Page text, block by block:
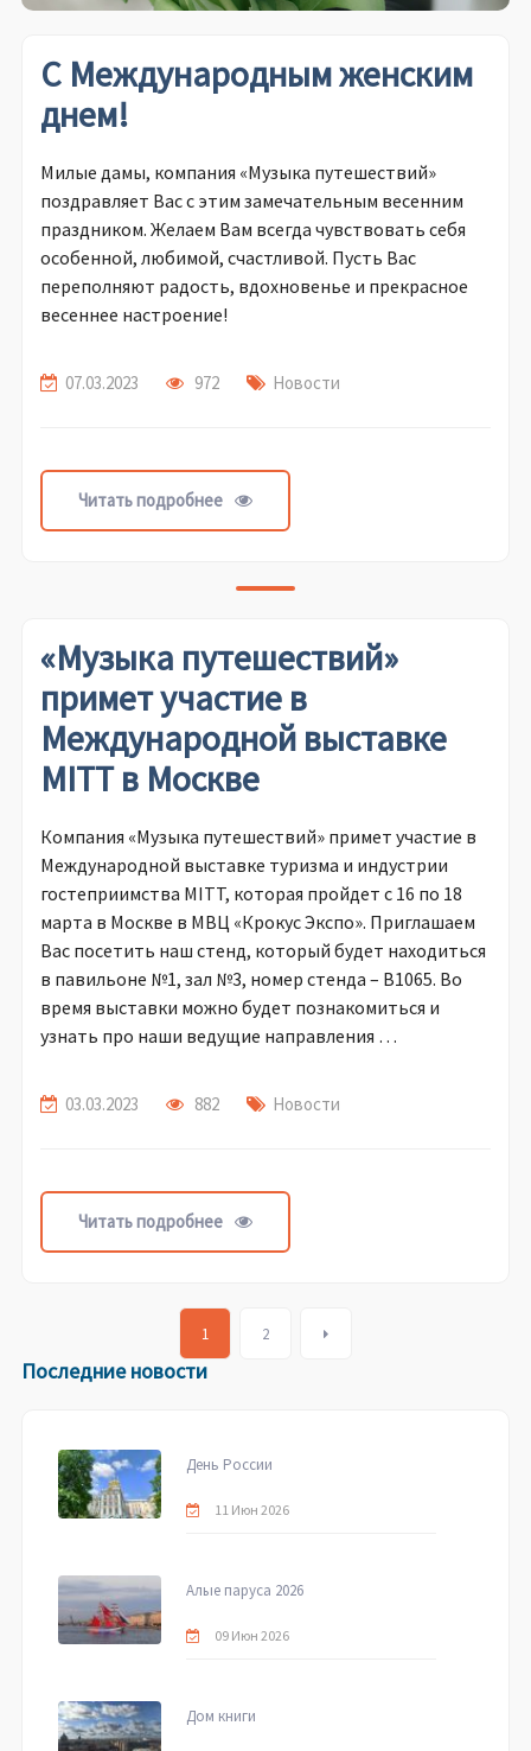
С Международным женским
днем!
Милые дамы, компания «Музыка путешествий»
поздравляет Вас с этим замечательным весенним
праздником. Желаем Вам всегда чувствовать себя
особенной, любимой, счастливой. Пусть Вас
переполняют радость, вдохновенье и прекрасное
весеннее настроение!
07.03.2023 972 Новости
Читать подробнее
«Музыка путешествий»
примет участие в
Международной выставке
MITT в Москве
Компания «Музыка путешествий» примет участие в
Международной выставке туризма и индустрии
гостеприимства MITT, которая пройдет с 16 по 18
марта в Москве в МВЦ «Крокус Экспо». Приглашаем
Вас посетить наш стенд, который будет находиться
в павильоне №1, зал №3, номер стенда – В1065. Во
время выставки можно будет познакомиться и
узнать про наши ведущие направления …
03.03.2023 882 Новости
Читать подробнее
navigation
1 2
Последние новости
День России
11 Июн 2026
Алые паруса 2026
09 Июн 2026
Дом книги